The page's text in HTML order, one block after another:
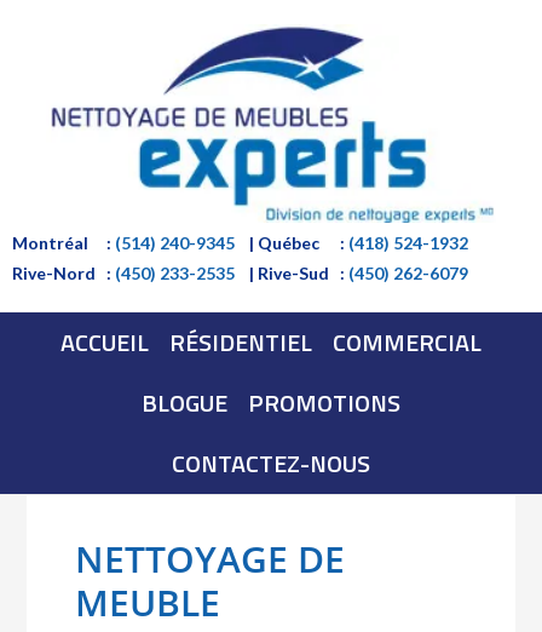
Montréal : (514) 240-9345 | Québec : (418) 524-1932
Rive-Nord
: (450) 233-2535 | Rive-Sud : (450) 262-6079
ACCUEIL RÉSIDENTIEL COMMERCIAL
BLOGUE
PROMOTIONS
CONTACTEZ-NOUS
NETTOYAGE DE
MEUBLE